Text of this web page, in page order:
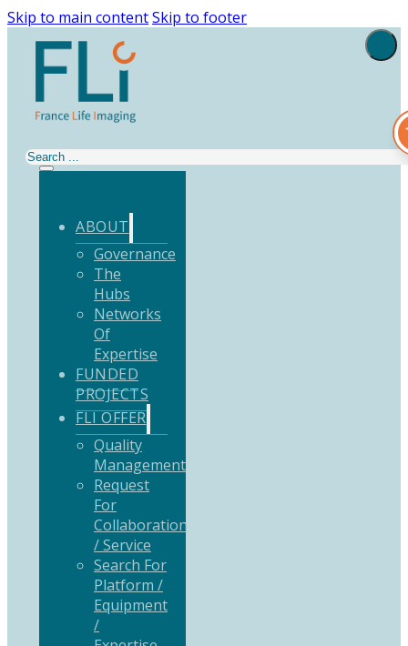
Skip to main contentSkip to footer
Search
ABOUT
Governance
The
Hubs
Networks
Of
Expertise
FUNDED
PROJECTS
FLI OFFER
Quality
Management
Request
For
Collaboration
/ Service
Search For
Platform /
Equipment
/